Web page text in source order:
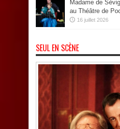
Madame de
au Théâtre de
16 juillet 2026
SEUL EN SCÈNE